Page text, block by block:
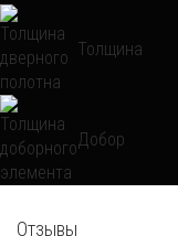
Толщина
Добор
Отзывы